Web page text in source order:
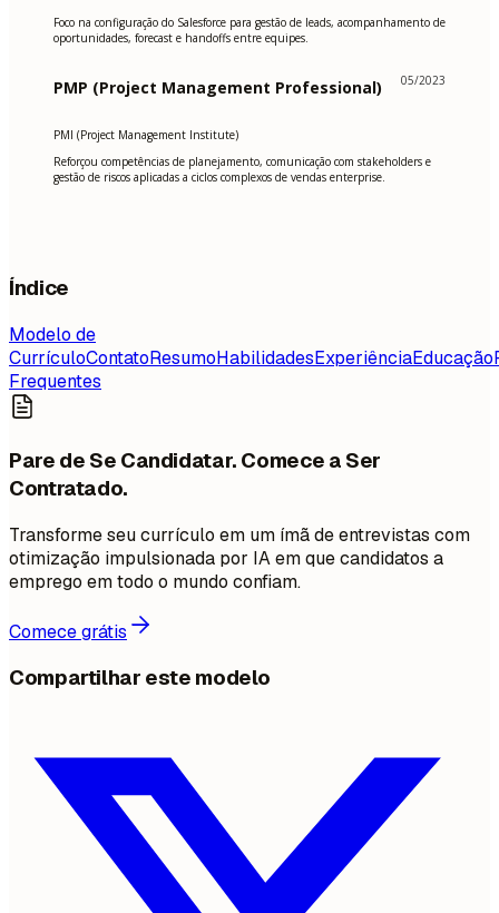
Foco na configuração do Salesforce para gestão de leads, acompanhamento de
oportunidades, forecast e handoffs entre equipes.
PMP (Project Management Professional) 05/2023
PMI (Project Management Institute)
Reforçou competências de planejamento, comunicação com stakeholders e
gestão de riscos aplicadas a ciclos complexos de vendas enterprise.
Índice
Modelo de
CurrículoContatoResumoHabilidadesExperiênciaEducação
Frequentes
Pare de Se Candidatar. Comece a Ser
Contratado.
Transforme seu currículo em um ímã de entrevistas com
otimização impulsionada por IA em que candidatos a
emprego em todo o mundo confiam.
Comece grátis
Compartilhar este modelo